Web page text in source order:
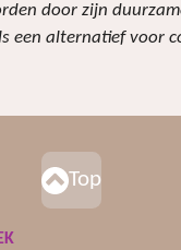
door zijn
een alternatief voor
Top